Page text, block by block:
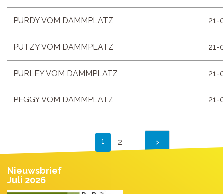
PURDY VOM DAMMPLATZ 21-
PUTZY VOM DAMMPLATZ 21-
PURLEY VOM DAMMPLATZ 21-
PEGGY VOM DAMMPLATZ 21-
1 2
Nieuwsbrief
Juli 2026